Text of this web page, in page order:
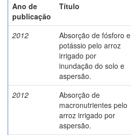
Ano de
publicação
Título
2012
Absorção de fósforo e
potássio pelo arroz
irrigado por
inundação do solo e
aspersão.
2012
Absorção de
macronutrientes pelo
arroz irrigado por
aspersão.